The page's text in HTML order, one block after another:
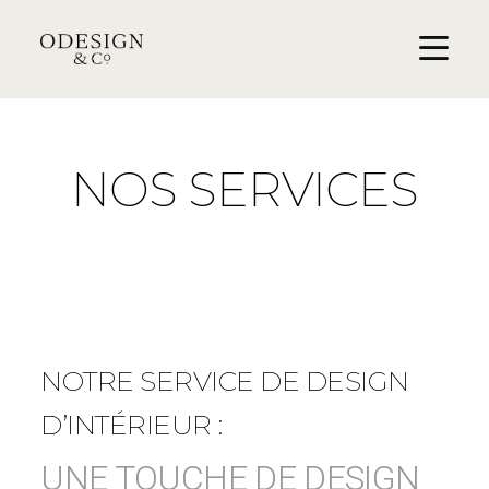
NOS SERVICES
NOTRE SERVICE DE DESIGN
D’INTÉRIEUR :
UNE TOUCHE DE DESIGN